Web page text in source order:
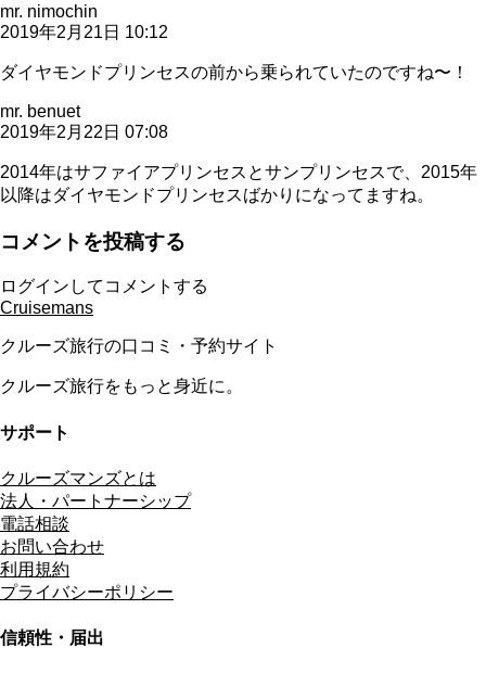
mr. nimochin
2019年2月21日 10:12
ダイヤモンドプリンセスの前から乗られていたのですね〜！
mr. benuet
2019年2月22日 07:08
2014年はサファイアプリンセスとサンプリンセスで、2015年
以降はダイヤモンドプリンセスばかりになってますね。
コメントを投稿する
ログインしてコメントする
Cruisemans
クルーズ旅行の口コミ・予約サイト
クルーズ旅行をもっと身近に。
サポート
クルーズマンズとは
法人・パートナーシップ
電話相談
お問い合わせ
利用規約
プライバシーポリシー
信頼性・届出